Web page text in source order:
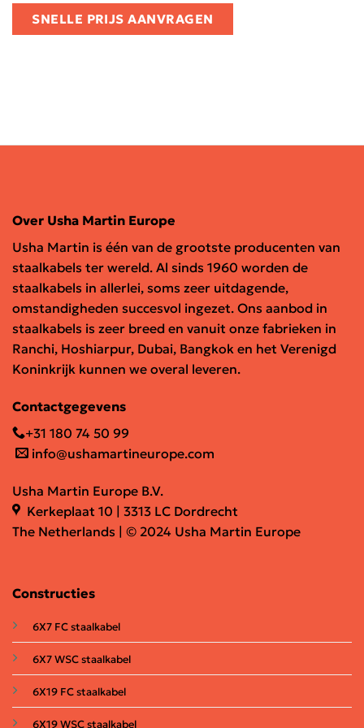
SNELLE PRIJS AANVRAGEN
Over Usha Martin Europe
Usha Martin is één van de grootste producenten van
staalkabels ter wereld. Al sinds 1960 worden de
staalkabels in allerlei, soms zeer uitdagende,
omstandigheden succesvol ingezet. Ons aanbod in
staalkabels is zeer breed en vanuit onze fabrieken in
Ranchi, Hoshiarpur, Dubai, Bangkok en het Verenigd
Koninkrijk kunnen we overal leveren.
Contactgegevens
+31 180 74 50 99
info@ushamartineurope.com
Usha Martin Europe B.V.
Kerkeplaat 10 | 3313 LC Dordrecht
The Netherlands | © 2024 Usha Martin Europe
Constructies
6X7 FC staalkabel
6X7 WSC staalkabel
6X19 FC staalkabel
6X19 WSC staalkabel